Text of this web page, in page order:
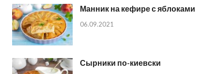
Манник на кефире с яблоками
06.09.2021
Сырники по-киевски